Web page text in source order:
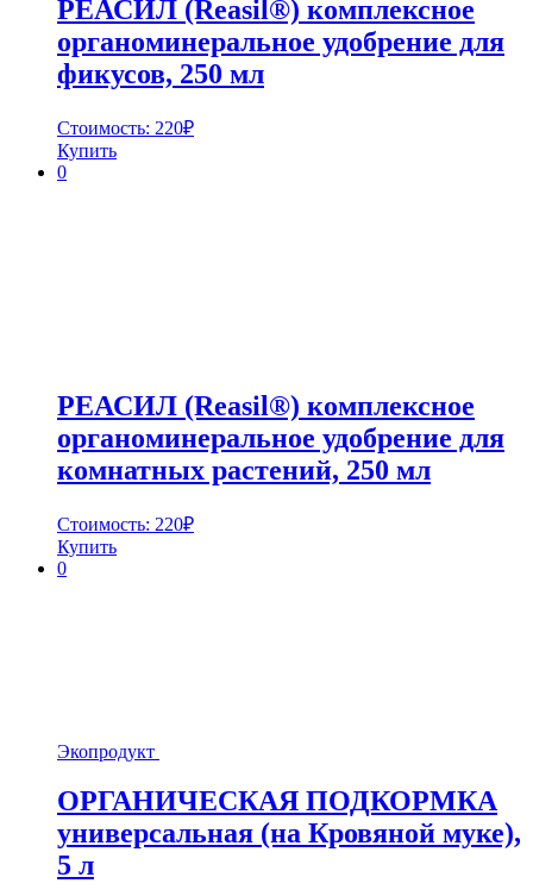
РЕАСИЛ (Reasil®) комплексное
органоминеральное удобрение для
фикусов, 250 мл
Стоимость: 220₽
Купить
0
РЕАСИЛ (Reasil®) комплексное
органоминеральное удобрение для
комнатных растений, 250 мл
Стоимость: 220₽
Купить
0
Экопродукт
ОРГАНИЧЕСКАЯ ПОДКОРМКА
универсальная (на Кровяной муке),
5 л